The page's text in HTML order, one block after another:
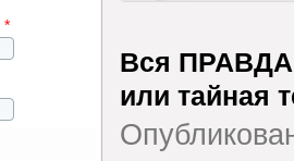
*
Вся ПРАВДА
или тайная